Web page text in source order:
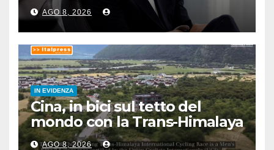
AGO 8, 2026
IN EVIDENZA
Cina, in bici sul tetto del
mondo con la Trans-Himalaya
Race
AGO 8, 2026